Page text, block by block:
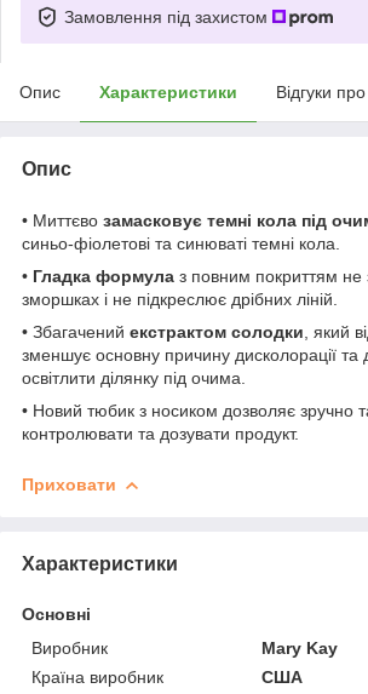
Замовлення під захистом
Опис Характеристики Відгуки
Опис
• Миттєво замасковує темні кола під
синьо-фіолетові та синюваті темні кола.
• Гладка формула з повним покриттям не
зморшках і не підкреслює дрібних ліній.
• Збагачений екстрактом солодки , який
зменшує основну причину дисколорації та
освітлити ділянку під очима.
• Новий тюбик з носиком дозволяє зручно
контролювати та дозувати продукт.
Приховати
Характеристики
Основні
Виробник
Mary Kay
Країна виробник
США